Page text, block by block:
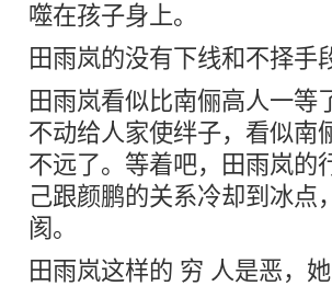
噬在孩子身上。
田雨岚的没有下线和不择手
田雨岚看似比南俪高人一等
不动给人家使绊子，看似南
不远了。等着吧，田雨岚的
己跟颜鹏的关系冷却到冰点
阂。
田雨岚这样的 穷 人是恶，